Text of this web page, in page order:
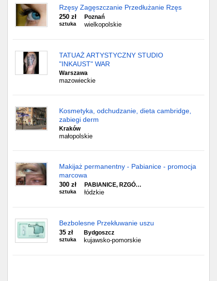
Rzęsy Zagęszczanie Przedłużanie Rzęs
250 zł
sztuka
Poznań
wielkopolskie
TATUAŻ ARTYSTYCZNY STUDIO
"INKAUST" WAR
Warszawa
mazowieckie
Kosmetyka, odchudzanie, dieta cambridge,
zabiegi derm
Kraków
małopolskie
Makijaż permanentny - Pabianice - promocja
marcowa
300 zł
sztuka
PABIANICE, RZGÓ…
łódzkie
Bezbolesne Przekłuwanie uszu
35 zł
sztuka
Bydgoszcz
kujawsko-pomorskie